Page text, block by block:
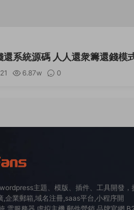
系統源碼 人人還衆籌還錢模
6.87w 0
主題、模版、插件、工具開發，
,企業郵箱,域名注冊,saas平台,小程序開